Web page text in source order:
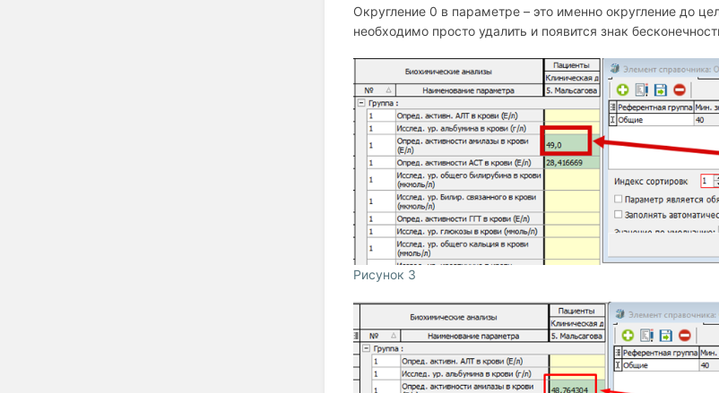
Округление 0 в параметре – это именно округление до
необходимо просто удалить и появится знак
Рисунок 3